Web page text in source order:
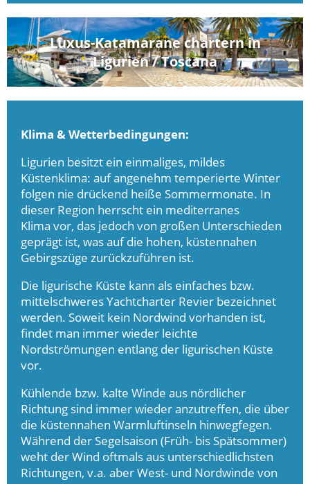
Luxus-Katamarane chartern in
Ligurien / Toscana
Klima & Wetterbedingungen:
Ligurien besitzt ein einmaliges, mildes
Küstenklima: auf angenehm temperierte Winter
folgen nie drückend heiße Sommermonate. In
dieser Region herrscht ein mediterranes
Klima vor, das jedoch von großen Unterschieden
geprägt ist, was auf die hohen, küstennahen
Gebirgszüge zurückzuführen ist.
Die ligurische Küste kann als einfaches bzw.
mittelschweres Yachtcharter Revier bezeichnet
werden. Soweit kein Nordwind vorhanden ist,
findet man immer wieder leichte
Nordströmungen entlang der ligurischen Küste
vor.
Kühlende bzw. kalte Winde aus nördlicher
Richtung sind immer wieder anzutreffen, die über
die küstennahen Warmluftinseln hinwegfegen.
Während der Segelsaison (Früh- bis Spätsommer)
weht der Wind oftmals aus unterschiedlichsten
Richtungen, v.a. aber West- und Nordwinde von